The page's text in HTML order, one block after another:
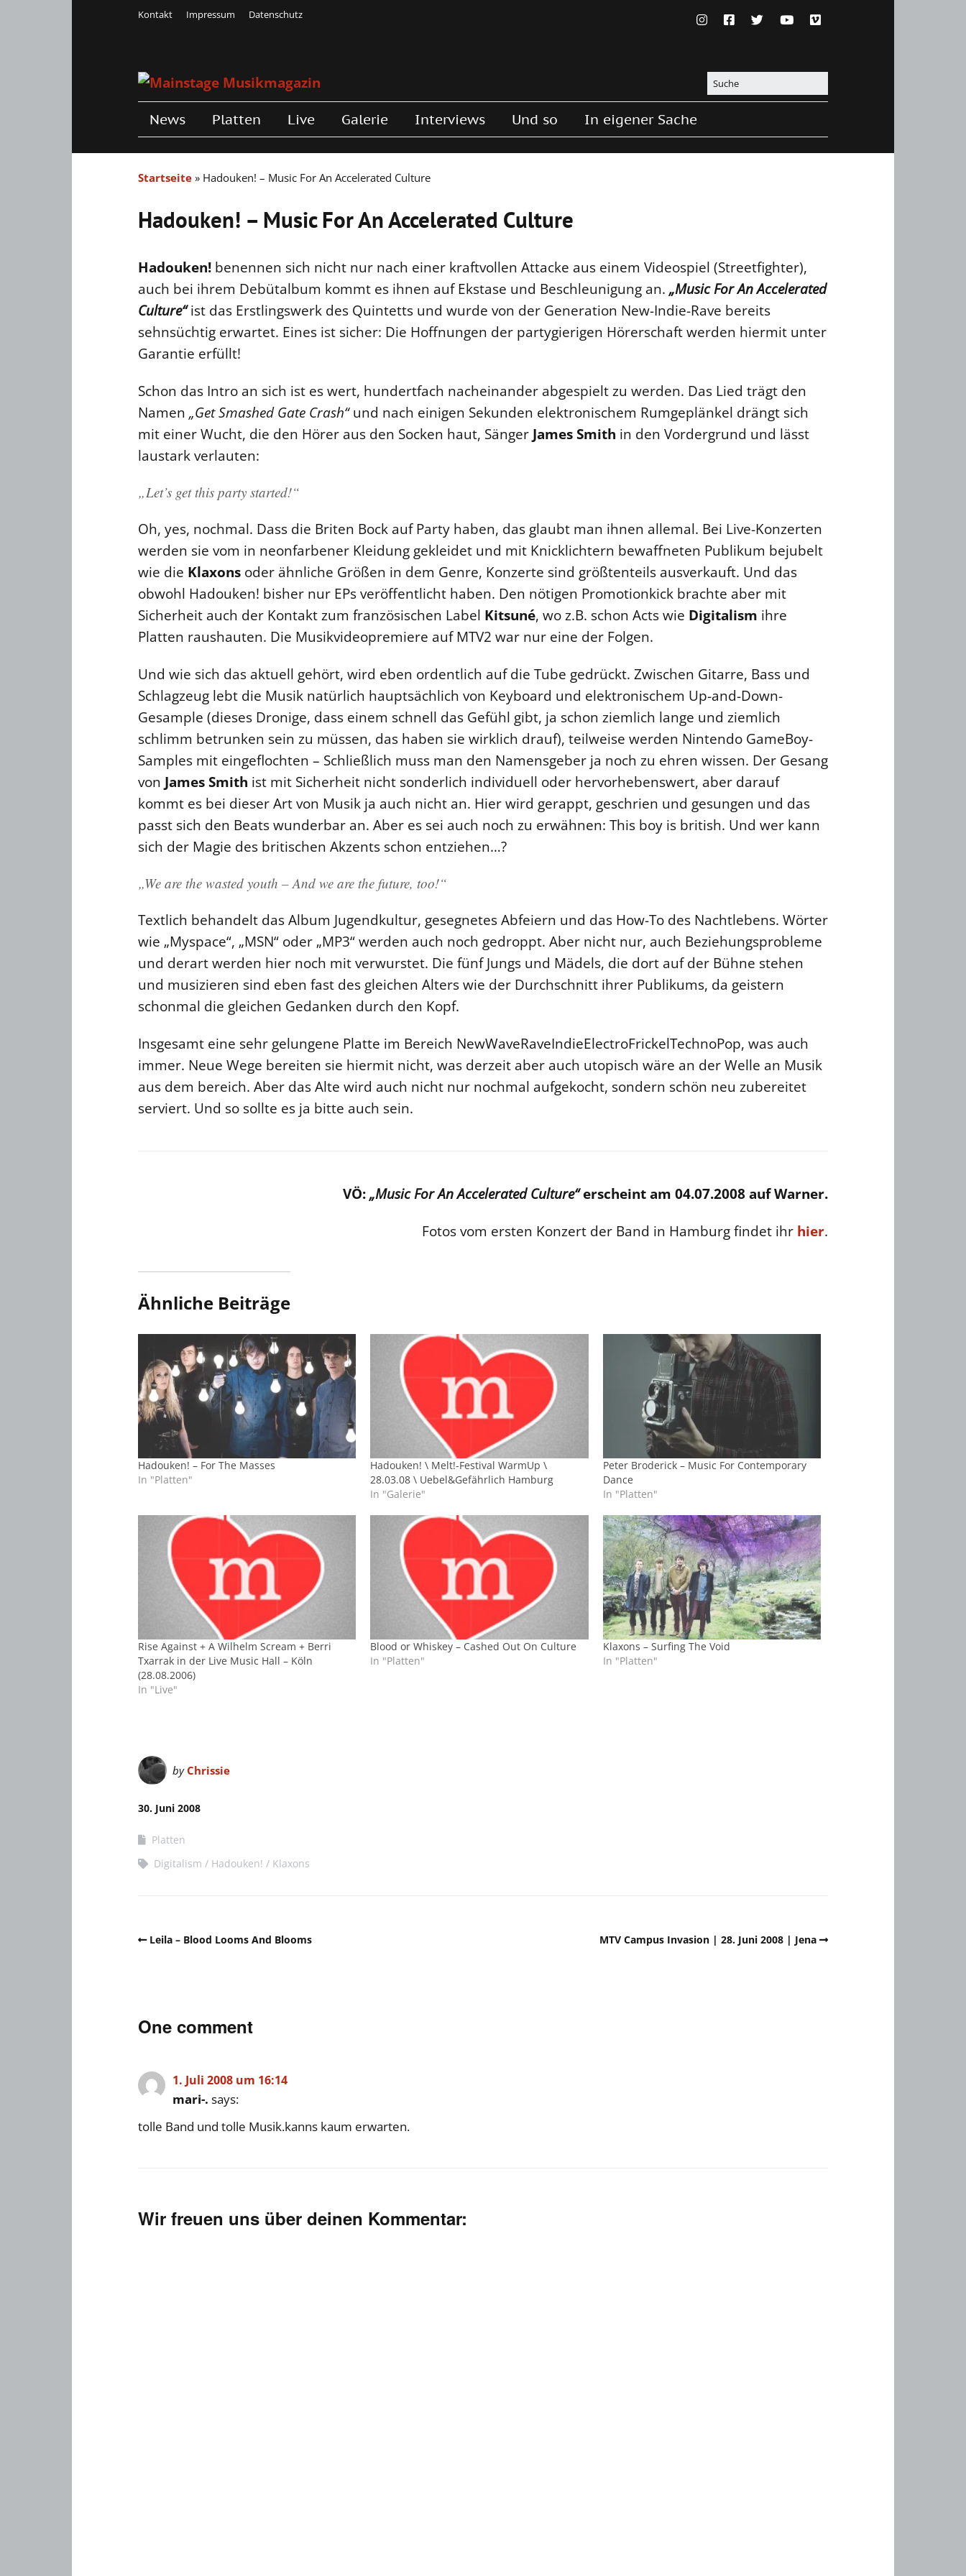
Kontakt Impressum Datenschutz
News Platten Live Galerie Interviews Und so In eigener Sache
Startseite » Hadouken! – Music For An Accelerated Culture
Hadouken! – Music For An Accelerated Culture
Hadouken! benennen sich nicht nur nach einer kraftvollen Attacke aus einem Videospiel (Streetfighter),
auch bei ihrem Debütalbum kommt es ihnen auf Ekstase und Beschleunigung an. „Music For An Accelerated
Culture“ist das Erstlingswerk des Quintetts und wurde von der Generation New-Indie-Rave bereits
sehnsüchtig erwartet. Eines ist sicher: Die Hoffnungen der partygierigen Hörerschaft werden hiermit unter
Garantie erfüllt!
Schon das Intro an sich ist es wert, hundertfach nacheinander abgespielt zu werden. Das Lied trägt den
Namen „Get Smashed Gate Crash“und nach einigen Sekunden elektronischem Rumgeplänkel drängt sich
mit einer Wucht, die den Hörer aus den Socken haut, Sänger James Smith in den Vordergrund und lässt
laustark verlauten:
„Let’s get this party started!“
Oh, yes, nochmal. Dass die Briten Bock auf Party haben, das glaubt man ihnen allemal. Bei Live-Konzerten
werden sie vom in neonfarbener Kleidung gekleidet und mit Knicklichtern bewaffneten Publikum bejubelt
wie die Klaxons oder ähnliche Größen in dem Genre, Konzerte sind größtenteils ausverkauft. Und das
obwohl Hadouken! bisher nur EPs veröffentlicht haben. Den nötigen Promotionkick brachte aber mit
Sicherheit auch der Kontakt zum französischen Label Kitsuné, wo z.B. schon Acts wie Digitalism ihre
Platten raushauten. Die Musikvideopremiere auf MTV2 war nur eine der Folgen.
Und wie sich das aktuell gehört, wird eben ordentlich auf die Tube gedrückt. Zwischen Gitarre, Bass und
Schlagzeug lebt die Musik natürlich hauptsächlich von Keyboard und elektronischem Up-and-Down-
Gesample (dieses Dronige, dass einem schnell das Gefühl gibt, ja schon ziemlich lange und ziemlich
schlimm betrunken sein zu müssen, das haben sie wirklich drauf), teilweise werden Nintendo GameBoy-
Samples mit eingeflochten – Schließlich muss man den Namensgeber ja noch zu ehren wissen. Der Gesang
von James Smith ist mit Sicherheit nicht sonderlich individuell oder hervorhebenswert, aber darauf
kommt es bei dieser Art von Musik ja auch nicht an. Hier wird gerappt, geschrien und gesungen und das
passt sich den Beats wunderbar an. Aber es sei auch noch zu erwähnen: This boy is british. Und wer kann
sich der Magie des britischen Akzents schon entziehen…?
„We are the wasted youth – And we are the future, too!“
Textlich behandelt das Album Jugendkultur, gesegnetes Abfeiern und das How-To des Nachtlebens. Wörter
wie „Myspace“, „MSN“ oder „MP3“ werden auch noch gedroppt. Aber nicht nur, auch Beziehungsprobleme
und derart werden hier noch mit verwurstet. Die fünf Jungs und Mädels, die dort auf der Bühne stehen
und musizieren sind eben fast des gleichen Alters wie der Durchschnitt ihrer Publikums, da geistern
schonmal die gleichen Gedanken durch den Kopf.
Insgesamt eine sehr gelungene Platte im Bereich NewWaveRaveIndieElectroFrickelTechnoPop, was auch
immer. Neue Wege bereiten sie hiermit nicht, was derzeit aber auch utopisch wäre an der Welle an Musik
aus dem bereich. Aber das Alte wird auch nicht nur nochmal aufgekocht, sondern schön neu zubereitet
serviert. Und so sollte es ja bitte auch sein.
VÖ:„Music For An Accelerated Culture“erscheint am 04.07.2008 auf Warner.
Fotos vom ersten Konzert der Band in Hamburg findet ihr hier.
Ähnliche Beiträge
Hadouken! – For The Masses
In "Platten"
Hadouken! \ Melt!-Festival WarmUp \
28.03.08 \ Uebel&Gefährlich Hamburg
In "Galerie"
Peter Broderick – Music For Contemporary
Dance
In "Platten"
Rise Against + A Wilhelm Scream + Berri
Txarrak in der Live Music Hall – Köln
(28.08.2006)
In "Live"
Blood or Whiskey – Cashed Out On Culture
In "Platten"
Klaxons – Surfing The Void
In "Platten"
byChrissie
30. Juni 2008
Platten
Digitalism
Hadouken! Klaxons
Leila – Blood Looms And Blooms MTV Campus Invasion | 28. Juni 2008 | Jena
One comment
1. Juli 2008 um 16:14
mari-. says:
tolle Band und tolle Musik.kanns kaum erwarten.
Wir freuen uns über deinen Kommentar: